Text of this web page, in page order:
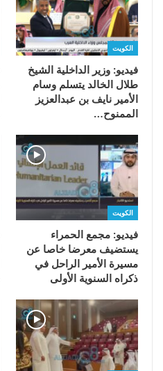
الكويت
فيديو: وزير الداخلية الشيخ
طلال الخالد يتسلم وسام
الأمير نايف بن عبدالعزيز
الممنوح…
الكويت
فيديو: مجمع الحمراء
يستضيف معرضا خاصا عن
مسيرة الأمير الراحل في
ذكراه السنوية الأولى